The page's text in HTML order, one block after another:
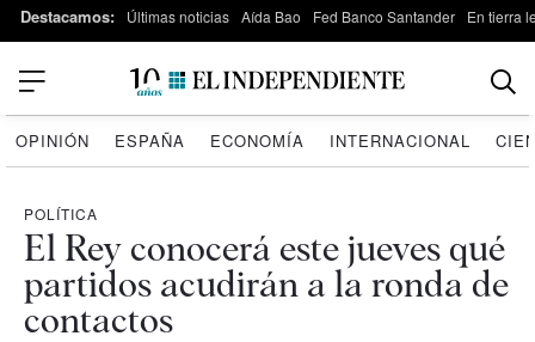
Destacamos: Últimas noticias Aída Bao Fed Banco Santander En tierra
OPINIÓN ESPAÑA ECONOMÍA INTERNACIONAL
POLÍTICA
El Rey conocerá este jueves qué
partidos acudirán a la ronda de
contactos